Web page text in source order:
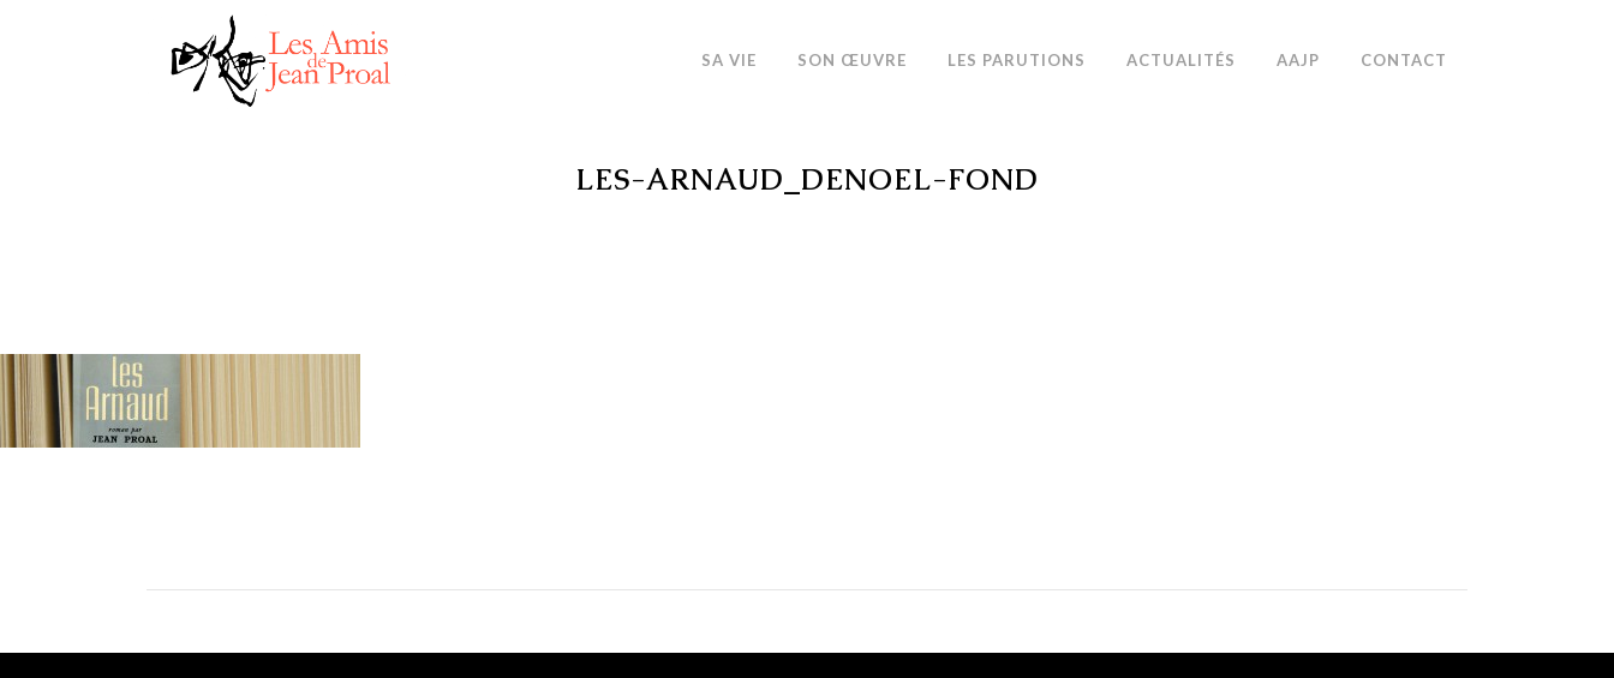
SA VIE SON ŒUVRE LES PARUTIONS ACTUALITÉS AAJP CONTACT
LES-ARNAUD_DENOEL-FOND